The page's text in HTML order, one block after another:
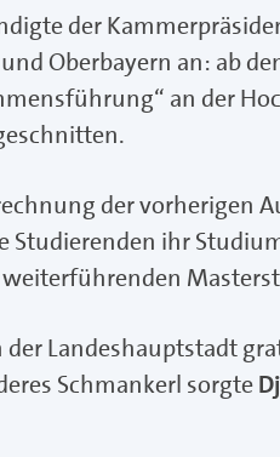
der
Oberbayern an: ab
an der
der vorherigen
Studierenden ihr
der Landeshauptstadt
Schmankerl sorgte